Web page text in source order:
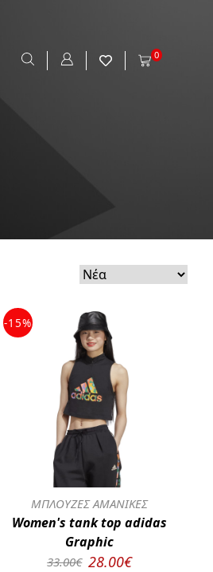
0
-15%
ΜΠΛΟΥΖΕΣ ΑΜΑΝΙΚΕΣ
Women's tank top adidas
Graphic
33.00€ 28.00€